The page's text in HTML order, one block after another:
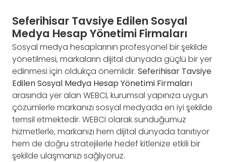
Seferihisar Tavsiye Edilen Sosyal
Medya Hesap Yönetimi Firmaları
Sosyal medya hesaplarının profesyonel bir şekilde
yönetilmesi, markaların dijital dünyada güçlü bir yer
edinmesi için oldukça önemlidir. Seferihisar Tavsiye
Edilen Sosyal Medya Hesap Yönetimi Firmaları
arasında yer alan WEBCİ, kurumsal yapınıza uygun
çözümlerle markanızı sosyal medyada en iyi şekilde
temsil etmektedir. WEBCİ olarak sunduğumuz
hizmetlerle, markanızı hem dijital dünyada tanıtıyor
hem de doğru stratejilerle hedef kitlenize etkili bir
şekilde ulaşmanızı sağlıyoruz.